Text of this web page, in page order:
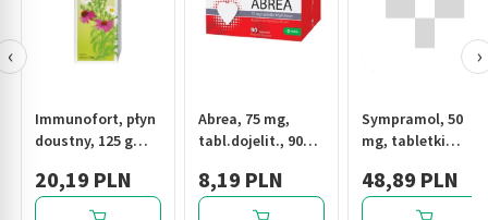
Immunofort, płyn
doustny, 125 g
20,19 PLN
Abrea, 75 mg,
tabl.dojelit., 90
8,19 PLN
Sympramol, 50
mg, tabletki
48,89 PLN
‹ ›